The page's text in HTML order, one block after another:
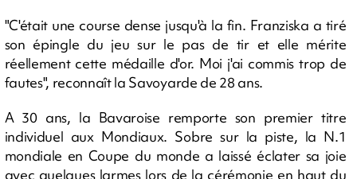
"C'était une course dense jusqu'à la fin. Franziska a tiré
son épingle du jeu sur le pas de tir et elle mérite
réellement cette médaille d'or. Moi j'ai commis trop de
fautes", reconnaît la Savoyarde de 28 ans.
A 30 ans, la Bavaroise remporte son premier titre
individuel aux Mondiaux. Sobre sur la piste, la N.1
mondiale en Coupe du monde a laissé éclater sa joie
avec quelques larmes lors de la cérémonie en haut du